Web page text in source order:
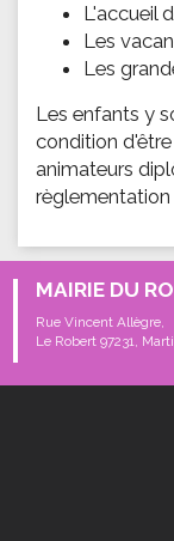
L'accueil
Les
Les
Les enfants y
condition d'être
animateurs
règlementation
MAIRIE DU
Rue Vincent Allègre,
Le Robert 97231,